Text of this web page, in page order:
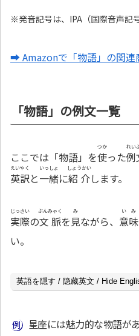
※発音記号は、IPA（国際音声記
➡ Amazonで「物語」の関連
「物語」の例文一覧
ここでは「物語」を使
つか
った例
れい
英訳
えいやく
と一緒
いっしょ
に紹介
しょうかい
します。
実際
じっさい
の文脈
ぶんみゃく
を見
み
ながら、 意味
いみ
い。
英語を隠す / 隐藏英文 / Hide
星座には魅力的な物語があ